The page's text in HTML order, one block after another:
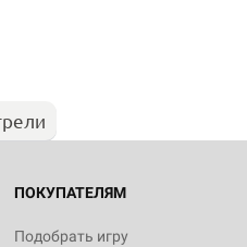
ПОКУПАТЕЛЯМ
Подобрать игру